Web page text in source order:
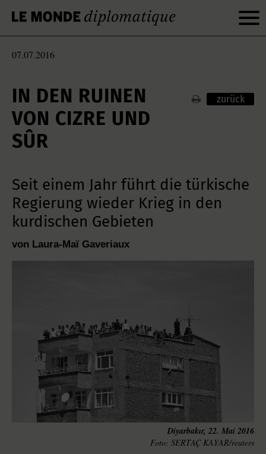
07.07.2016
IN DEN RUINEN
VON CIZRE UND
SÛR
zurück
Seit einem Jahr führt die türkische
Regierung wieder Krieg in den
kurdischen Gebieten
von Laura-Maї Gaveriaux
Diyarbakır, 22. Mai 2016
SERTAÇ KAYAR/reuters